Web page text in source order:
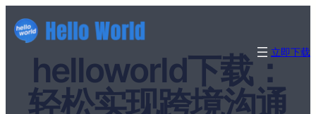
立即下载
helloworld下载：
轻松实现跨境沟通